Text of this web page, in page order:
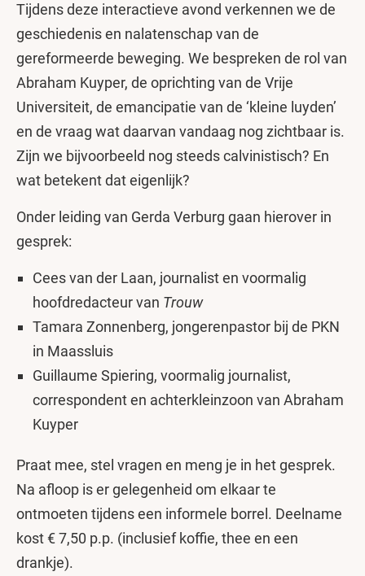
Tijdens deze interactieve avond verkennen we de
geschiedenis en nalatenschap van de
gereformeerde beweging. We bespreken de rol van
Abraham Kuyper, de oprichting van de Vrije
Universiteit, de emancipatie van de ‘kleine luyden’
en de vraag wat daarvan vandaag nog zichtbaar is.
Zijn we bijvoorbeeld nog steeds calvinistisch? En
wat betekent dat eigenlijk?
Onder leiding van Gerda Verburg gaan hierover in
gesprek:
Cees van der Laan, journalist en voormalig
hoofdredacteur van Trouw
Tamara Zonnenberg, jongerenpastor bij de PKN
in Maassluis
Guillaume Spiering, voormalig journalist,
correspondent en achterkleinzoon van Abraham
Kuyper
Praat mee, stel vragen en meng je in het gesprek.
Na afloop is er gelegenheid om elkaar te
ontmoeten tijdens een informele borrel. Deelname
kost € 7,50 p.p. (inclusief koffie, thee en een
drankje).